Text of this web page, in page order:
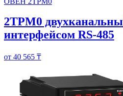
2ТРМ0
интерфейсом RS-485
от 40 565 ₸